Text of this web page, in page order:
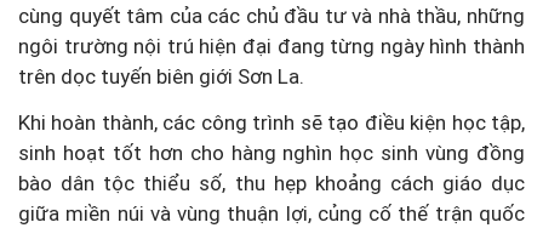
cùng quyết tâm của các chủ đầu tư và nhà thầu, những
ngôi trường nội trú hiện đại đang từng ngày hình thành
trên dọc tuyến biên giới Sơn La.
Khi hoàn thành, các công trình sẽ tạo điều kiện học tập,
sinh hoạt tốt hơn cho hàng nghìn học sinh vùng đồng
bào dân tộc thiểu số, thu hẹp khoảng cách giáo dục
giữa miền núi và vùng thuận lợi, củng cố thế trận quốc